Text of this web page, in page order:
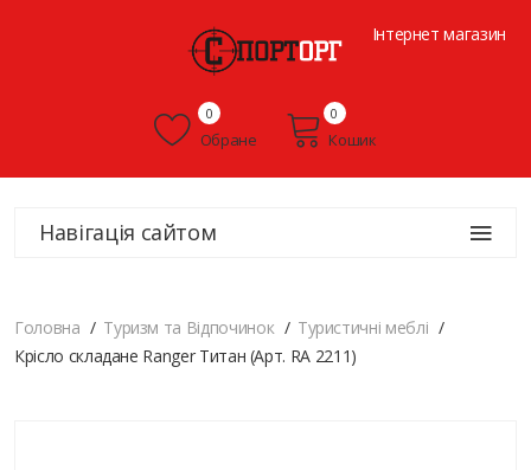
Інтернет магазин
Обране
0
Кошик
0
Навігація сайтом
Головна Туризм та Відпочинок
Туристичні меблі
Крісло складане Ranger Титан (Арт. RA 2211)